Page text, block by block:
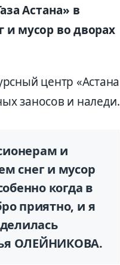
Астана» в
и мусор во дворах
центр «Астана
заносов и наледи.
и
снег и мусор
когда в
приятно, и я
ОЛЕЙНИКОВА.